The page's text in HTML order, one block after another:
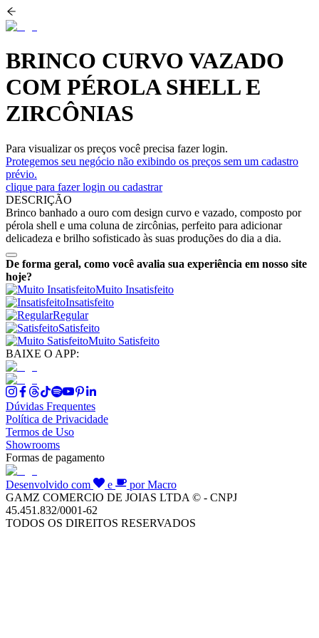
BRINCO CURVO VAZADO
COM PÉROLA SHELL E
ZIRCÔNIAS
Para visualizar os preços você precisa fazer login.
Protegemos seu negócio não exibindo os preços sem um cadastro
prévio.
clique para fazer login ou cadastrar
DESCRIÇÃO
Brinco banhado a ouro com design curvo e vazado, composto por
pérola shell e uma coluna de zircônias, perfeito para adicionar
delicadeza e brilho sofisticado às suas produções do dia a dia.
De forma geral, como você avalia sua experiência em nosso site
hoje?
Muito Insatisfeito
Insatisfeito
Regular
Satisfeito
Muito Satisfeito
BAIXE O APP:
Dúvidas Frequentes
Política de Privacidade
Termos de Uso
Showrooms
Formas de pagamento
Desenvolvido com e
por Macro
GAMZ COMERCIO DE JOIAS LTDA © - CNPJ
45.451.832/0001-62
TODOS OS DIREITOS RESERVADOS